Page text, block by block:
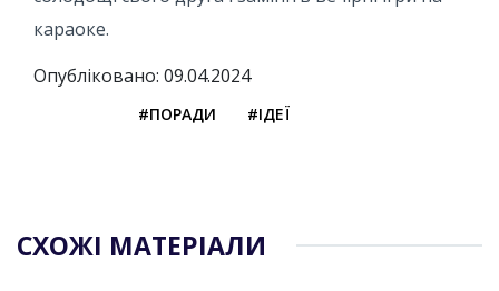
караоке.
Опубліковано: 09.04.2024
#ПОРАДИ #ІДЕЇ
СХОЖІ МАТЕРІАЛИ